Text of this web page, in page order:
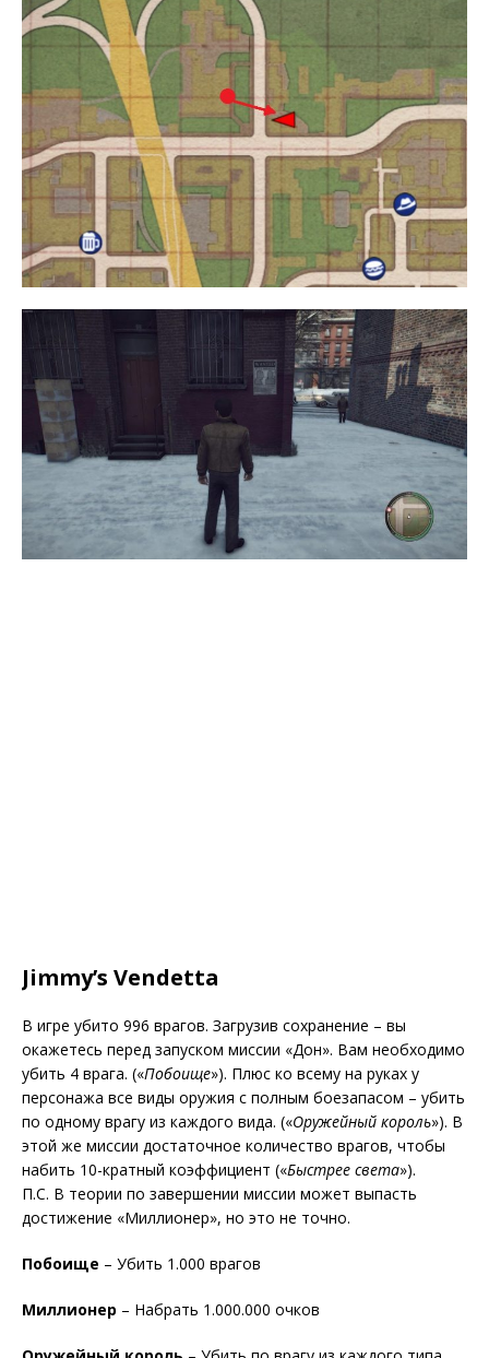
Jimmy’s Vendetta
В игре убито 996 врагов. Загрузив сохранение – вы
окажетесь перед запуском миссии «Дон». Вам необходимо
убить 4 врага. («Побоище»). Плюс ко всему на руках у
персонажа все виды оружия с полным боезапасом – убить
по одному врагу из каждого вида. («Оружейный король»). В
этой же миссии достаточное количество врагов, чтобы
набить 10-кратный коэффициент («Быстрее света»).
П.С. В теории по завершении миссии может выпасть
достижение «Миллионер», но это не точно.
Побоище – Убить 1.000 врагов
Миллионер – Набрать 1.000.000 очков